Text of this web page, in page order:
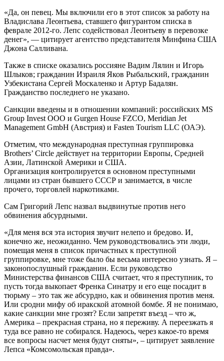
«Да, он певец. Мы включили его в этот список за работу на
Владислава Леонтьева, ставшего фигурантом списка в
феврале 2012-го. Лепс содействовал Леонтьеву в перевозке
денег», — цитирует агентство представителя Минфина США
Джона Салливана.
Также в списке оказались россияне Вадим Лялин и Игорь
Шлыков; гражданин Израиля Яков Рыбальский, гражданин
Узбекистана Сергей Москаленко и Артур Бадалян.
Гражданство последнего не указано.
Санкции введены и в отношении компаний: российских MS
Group Invest OOO и Gurgen House FZCO, Meridian Jet
Management GmbH (Австрия) и Fasten Tourism LLC (ОАЭ).
Отметим, что международная преступная группировка
Brothers’ Circle действует на территории Европы, Средней
Азии, Латинской Америки и США.
Организация контролируется в основном преступными
лицами из стран бывшего СССР и занимается, в числе
прочего, торговлей наркотиками.
Сам Григорий Лепс назвал выдвинутые против него
обвинения абсурдными.
«Для меня вся эта история звучит нелепо и бредово. И,
конечно же, неожиданно. Чем руководствовались эти люди,
помещая меня в список причастных к преступной
группировке, мне тоже было бы весьма интересно узнать. Я –
законопослушный гражданин. Если руководство
Министерства финансов США считает, что я преступник, то
пусть тогда выкопает Френка Синатру и его еще посадит в
тюрьму – это так же абсурдно, как и обвинения против меня.
Или сродни мифу об иракской атомной бомбе. Я не понимаю,
какие санкции мне грозят? Если запретят въезд – что ж,
Америка – прекрасная страна, но я переживу. А переезжать я
туда все равно не собирался. Надеюсь, через какое-то время
все вопросы насчет меня будут сняты», – цитирует заявление
Лепса «Комсомольская правда».